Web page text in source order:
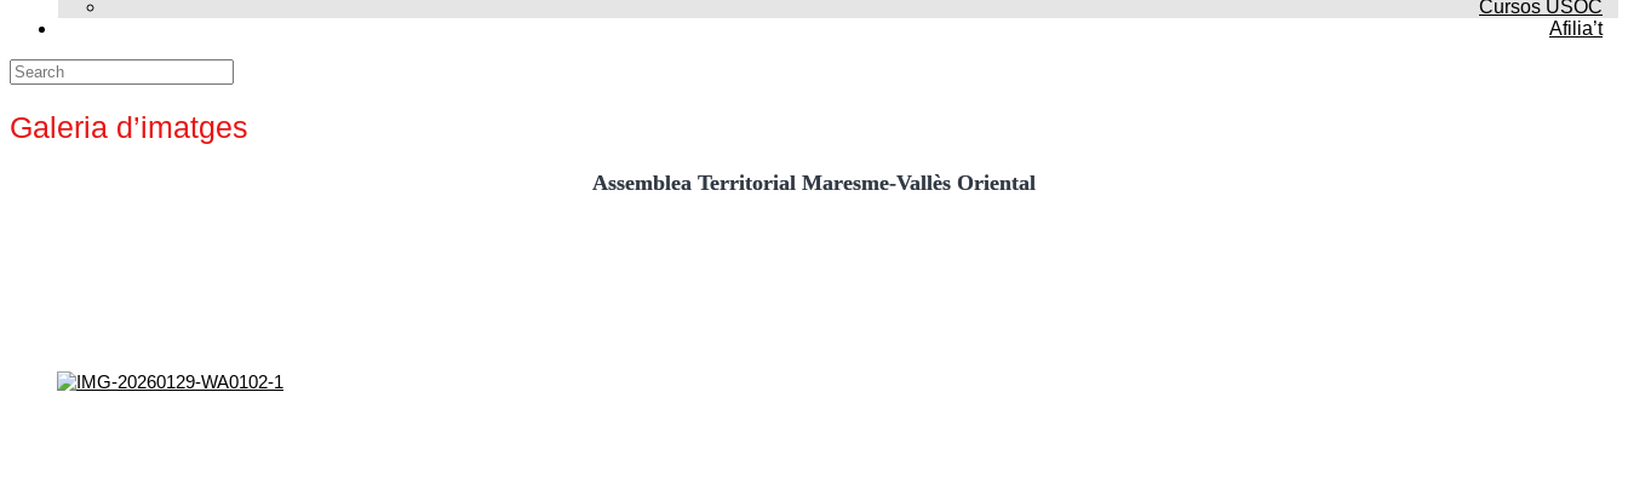
Cursos USOC
Afilia’t
Search
for:
Galeria d’imatges
Assemblea Territorial Maresme-Vallès Oriental